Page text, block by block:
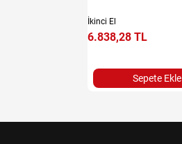
İkinci El
6.838,28 TL
Sepete Ekle